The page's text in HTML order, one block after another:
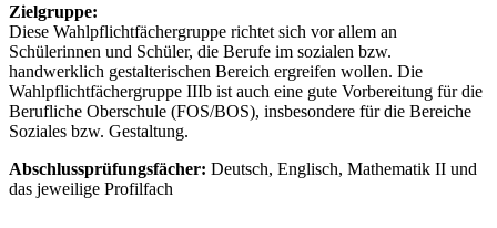
Zielgruppe:
Diese Wahlpflichtfächergruppe richtet sich vor allem an
Schülerinnen und Schüler, die Berufe im sozialen bzw.
handwerklich gestalterischen Bereich ergreifen wollen. Die
Wahlpflichtfächergruppe IIIb ist auch eine gute Vorbereitung für die
Berufliche Oberschule (FOS/BOS), insbesondere für die Bereiche
Soziales bzw. Gestaltung.
Abschlussprüfungsfächer: Deutsch, Englisch, Mathematik II und
das jeweilige Profilfach